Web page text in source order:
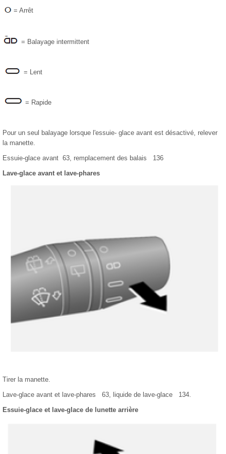
= Arrêt
= Balayage intermittent
= Lent
= Rapide
Pour un seul balayage lorsque l'essuie- glace avant est désactivé, relever
la manette.
Essuie-glace avant 63, remplacement des balais 136
Lave-glace avant et lave-phares
Tirer la manette.
Lave-glace avant et lave-phares 63, liquide de lave-glace 134.
Essuie-glace et lave-glace de lunette arrière